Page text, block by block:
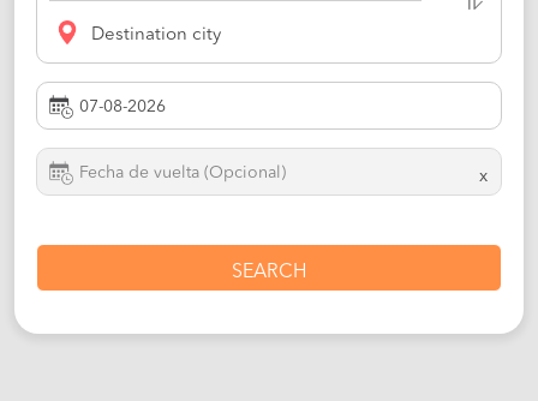
Destination city
x
SEARCH